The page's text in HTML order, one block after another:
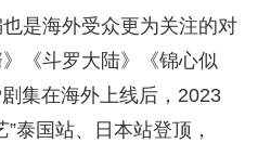
是海外受众更为关注的对
《斗罗大陆》《锦心似
集在海外上线后，2023
泰国站、日本站登顶，